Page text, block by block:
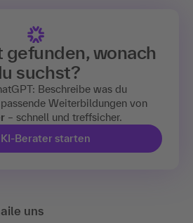
gefunden, wonach
suchst?
Beschreibe was du
Weiterbildungen von
– schnell und treffsicher.
KI-Berater starten
uns